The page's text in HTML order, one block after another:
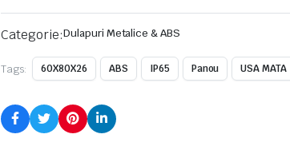
Categorie:Dulapuri Metalice & ABS
Tags: 60X80X26 ABS IP65 Panou USA MATA